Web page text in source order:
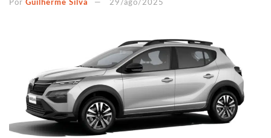
Por Guilherme Silva 29/ago/2025